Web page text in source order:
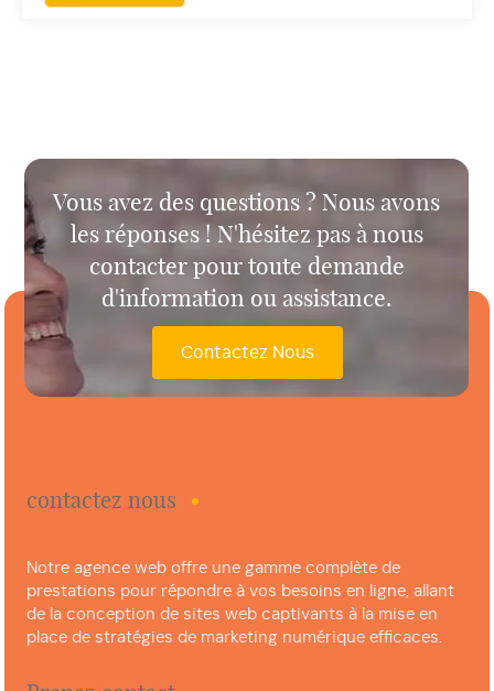
Vous avez des questions ? Nous avons
les réponses ! N'hésitez pas à nous
contacter pour toute demande
d'information ou assistance.
Contactez Nous
contactez nous
Notre agence web offre une gamme complète de
prestations pour répondre à vos besoins en ligne, allant
de la conception de sites web captivants à la mise en
place de stratégies de marketing numérique efficaces.